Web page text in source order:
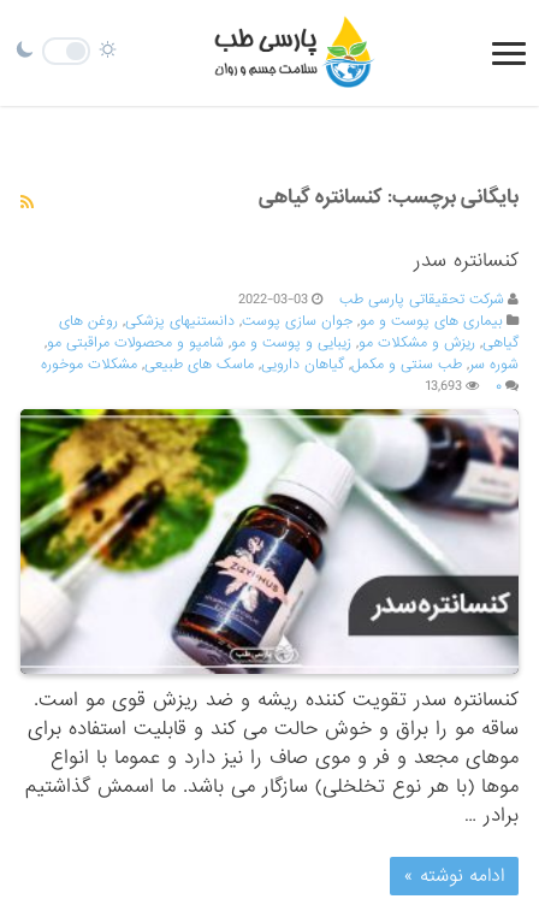
بایگانی برچسب:کنسانتره گیاهی
کنسانتره سدر
شرکت تحقیقاتی پارسی طب
2022-03-03
بیماری های پوست و مو,جوان سازی پوست,دانستنیهای پزشکی,روغن های
گیاهی,ریزش و مشکلات مو,زیبایی و پوست و مو,شامپو و محصولات مراقبتی مو,
شوره سر,طب سنتی و مکمل,گیاهان دارویی,ماسک های طبیعی,مشکلات موخوره
۰
13,693
کنسانتره سدر تقویت کننده ریشه و ضد ریزش قوی مو است.
ساقه مو را براق و خوش حالت می کند و قابلیت استفاده برای
موهای مجعد و فر و موی صاف را نیز دارد و عموما با انواع
موها (با هر نوع تخلخلی) سازگار می باشد. ما اسمش گذاشتیم
برادر …
ادامه نوشته »